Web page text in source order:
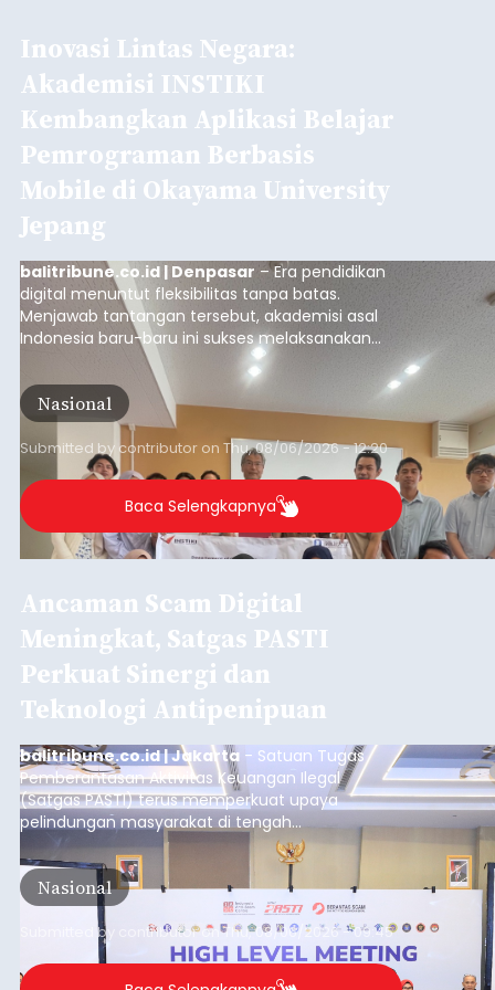
Inovasi Lintas Negara:
Akademisi INSTIKI
Kembangkan Aplikasi Belajar
Pemrograman Berbasis
Mobile di Okayama University
Jepang
balitribune.co.id | Denpasar – Era pendidikan
digital menuntut fleksibilitas tanpa batas.
Menjawab tantangan tersebut, akademisi asal
Indonesia baru-baru ini sukses melaksanakan
program Pengabdian Kepada Masyarakat (PKM)
skala internasional di Distributed Systems
Laboratory, Okayama University, Jepang.
Nasional
Submitted by contributor on Thu, 08/06/2026 - 12:20
Baca Selengkapnya
Ancaman Scam Digital
Meningkat, Satgas PASTI
Perkuat Sinergi dan
Teknologi Antipenipuan
balitribune.co.id | Jakarta - Satuan Tugas
Pemberantasan Aktivitas Keuangan Ilegal
(Satgas PASTI) terus memperkuat upaya
pelindungan masyarakat di tengah
meningkatnya ancaman penipuan digital yang
semakin kompleks.
Nasional
Submitted by contributoronThu, 08/06/2026 - 09:45